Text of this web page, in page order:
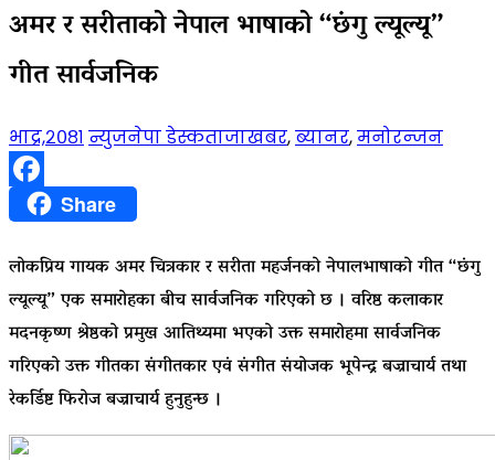
अमर र सरीताको नेपाल भाषाको “छंगु ल्यूल्यू”
गीत सार्वजनिक
भाद्र,२०८१ न्युजनेपा डेस्कताजाखबर,ब्यानर,मनोरन्जन
FacebookShare
लोकप्रिय गायक अमर चित्रकार र सरीता महर्जनको नेपालभाषाको गीत “छंगु
ल्यूल्यू” एक समारोहका बीच सार्वजनिक गरिएको छ । वरिष्ठ कलाकार
मदनकृष्ण श्रेष्ठको प्रमुख आतिथ्यमा भएको उक्त समारोहमा सार्वजनिक
गरिएको उक्त गीतका संगीतकार एवं संगीत संयोजक भूपेन्द्र बज्राचार्य तथा
रेकर्डिष्ट फिरोज बज्राचार्य हुनुहुन्छ ।